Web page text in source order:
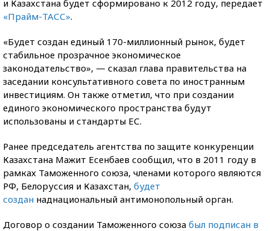
и Казахстана будет сформировано к 2012 году, передает
«Прайм-ТАСС».
«Будет создан единый 170-миллионный рынок, будет
стабильное прозрачное экономическое
законодательство», — сказал глава правительства на
заседании консультативного совета по иностранным
инвестициям. Он также отметил, что при создании
единого экономического пространства будут
использованы и стандарты ЕС.
Ранее председатель агентства по защите конкуренции
Казахстана Мажит Есенбаев сообщил, что в 2011 году в
рамках Таможенного союза, членами которого являются
РФ, Белоруссия и Казахстан, будет
создан наднациональный антимонопольный орган.
Договор о создании Таможенного союза был подписан в